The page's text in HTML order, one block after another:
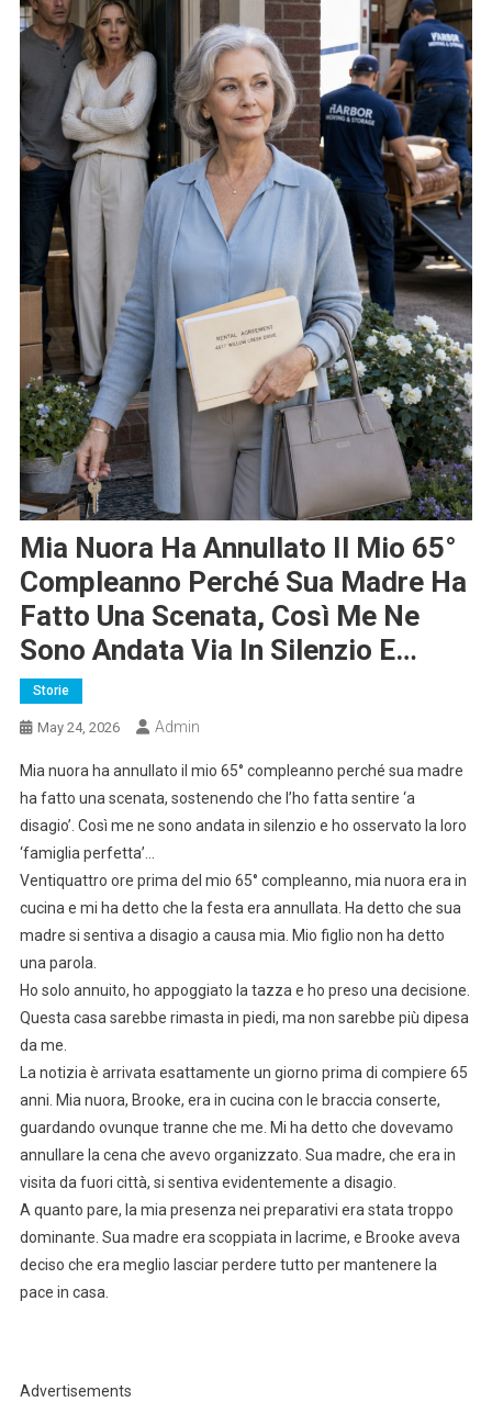
Mia Nuora Ha Annullato Il Mio 65°
Compleanno Perché Sua Madre Ha
Fatto Una Scenata, Così Me Ne
Sono Andata Via In Silenzio E…
Storie
May 24, 2026 Admin
Mia nuora ha annullato il mio 65° compleanno perché sua madre
ha fatto una scenata, sostenendo che l’ho fatta sentire ‘a
disagio’. Così me ne sono andata in silenzio e ho osservato la loro
‘famiglia perfetta’…
Ventiquattro ore prima del mio 65° compleanno, mia nuora era in
cucina e mi ha detto che la festa era annullata. Ha detto che sua
madre si sentiva a disagio a causa mia. Mio figlio non ha detto
una parola.
Ho solo annuito, ho appoggiato la tazza e ho preso una decisione.
Questa casa sarebbe rimasta in piedi, ma non sarebbe più dipesa
da me.
La notizia è arrivata esattamente un giorno prima di compiere 65
anni. Mia nuora, Brooke, era in cucina con le braccia conserte,
guardando ovunque tranne che me. Mi ha detto che dovevamo
annullare la cena che avevo organizzato. Sua madre, che era in
visita da fuori città, si sentiva evidentemente a disagio.
A quanto pare, la mia presenza nei preparativi era stata troppo
dominante. Sua madre era scoppiata in lacrime, e Brooke aveva
deciso che era meglio lasciar perdere tutto per mantenere la
pace in casa.
Advertisements